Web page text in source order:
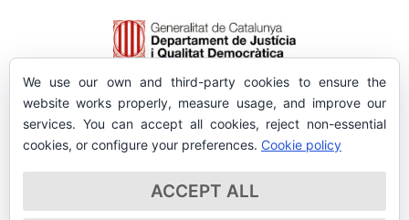
We use our own and third-party cookies to ensure the
website works properly, measure usage, and improve our
services. You can accept all cookies, reject non-essential
cookies, or configure your preferences. Cookie policy
ACCEPT ALL